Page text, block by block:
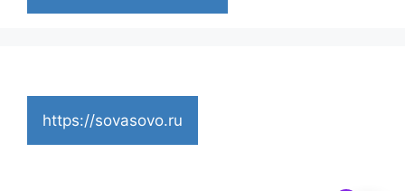
https://sovasovo.ru